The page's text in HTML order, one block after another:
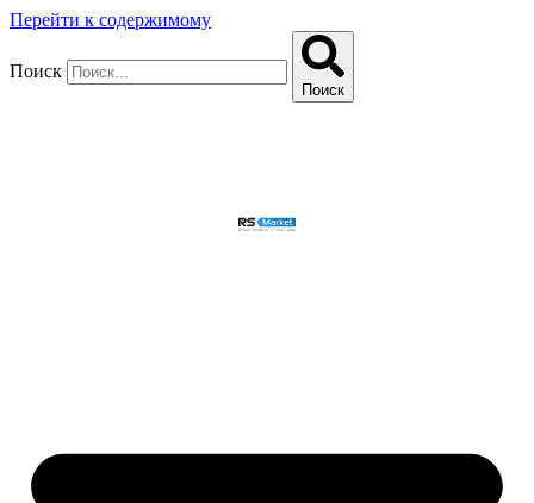
Перейти к содержимому
Поиск
Поиск